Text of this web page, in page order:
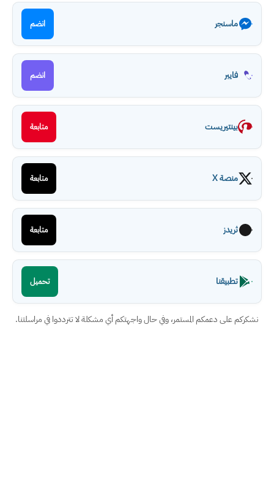
ماسنجر انضم
فايبر انضم
بينتيريست متابعة
منصة X متابعة
ثريدز متابعة
تطبيقنا تحميل
نشكركم على دعمكم المستمر، وفي حال واجهتكم أي مشكلة لا تترددوا في مراسلتنا.